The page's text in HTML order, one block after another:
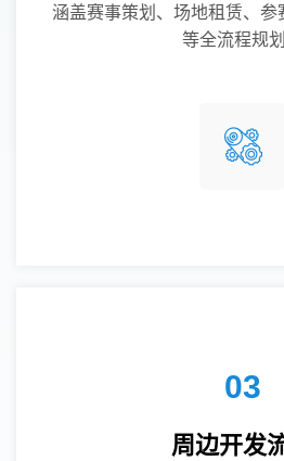
涵盖赛事策划、场地租赁、
等全流程规划
03
周边开发